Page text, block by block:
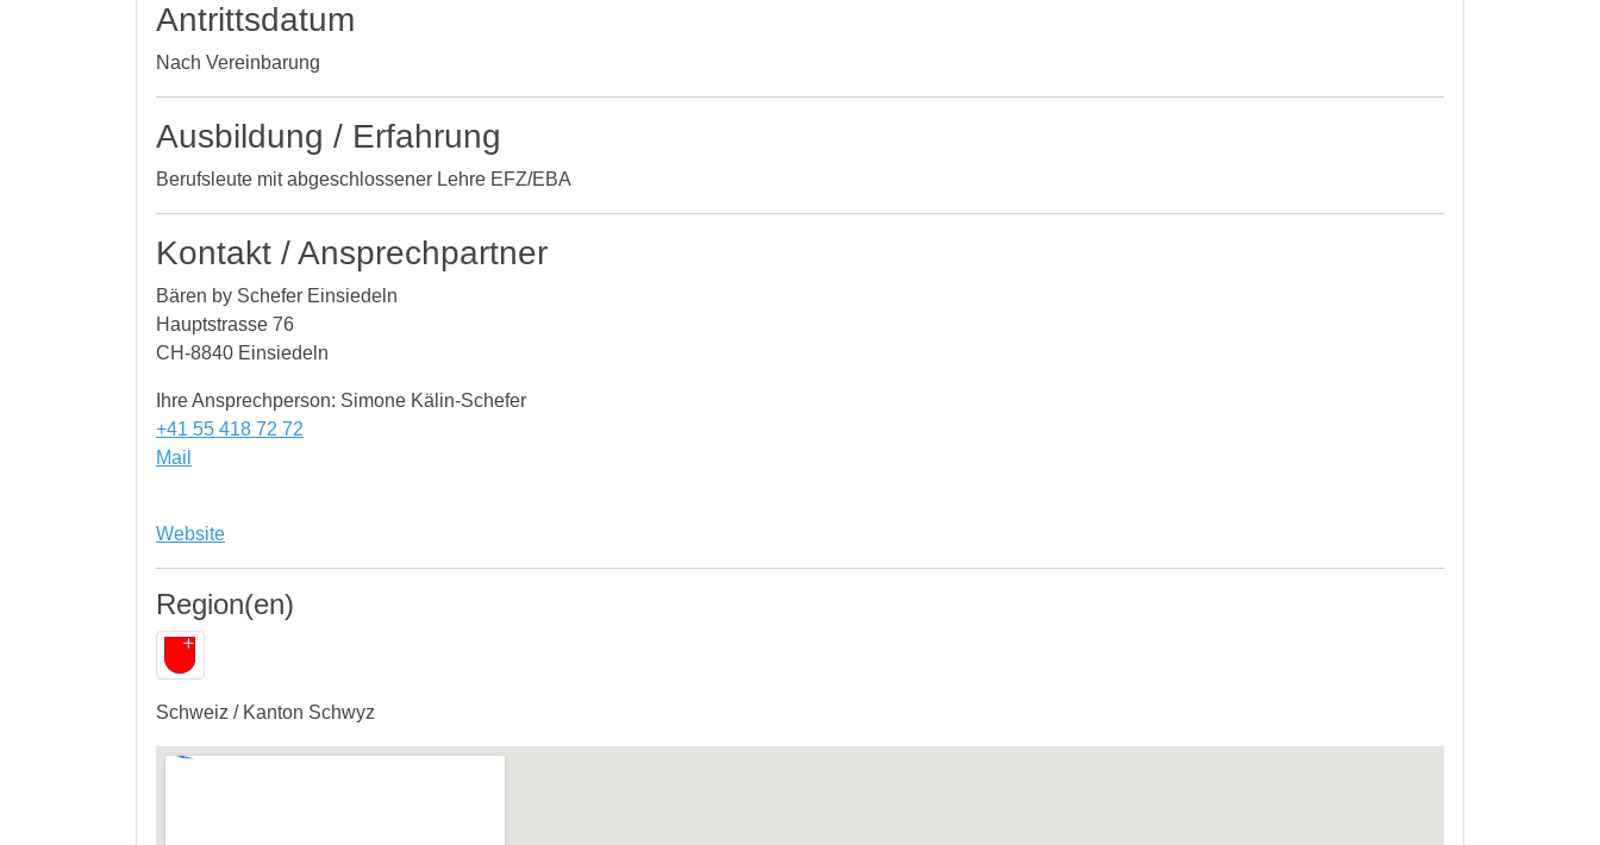
Antrittsdatum
Nach Vereinbarung
Ausbildung / Erfahrung
Berufsleute mit abgeschlossener Lehre EFZ/EBA
Kontakt / Ansprechpartner
Bären by Schefer Einsiedeln
Hauptstrasse 76
CH-8840 Einsiedeln
Ihre Ansprechperson: Simone Kälin-Schefer
+41 55 418 72 72
Mail
Website
Region(en)
Schweiz / Kanton Schwyz